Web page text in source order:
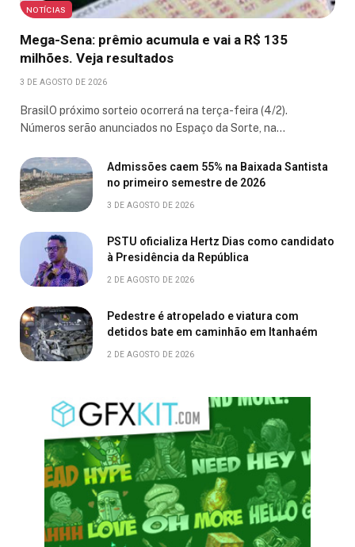
NOTÍCIAS
Mega-Sena: prêmio acumula e vai a R$ 135
milhões. Veja resultados
3 DE AGOSTO DE 2026
BrasilO próximo sorteio ocorrerá na terça-feira (4/2).
Números serão anunciados no Espaço da Sorte, na…
Admissões caem 55% na Baixada Santista
no primeiro semestre de 2026
3 DE AGOSTO DE 2026
PSTU oficializa Hertz Dias como candidato
à Presidência da República
2 DE AGOSTO DE 2026
Pedestre é atropelado e viatura com
detidos bate em caminhão em Itanhaém
2 DE AGOSTO DE 2026